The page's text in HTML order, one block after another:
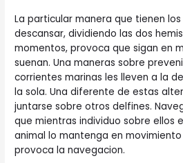
La particular manera que tienen
descansar, dividiendo las dos
momentos, provoca que sigan en
suenan. Una maneras sobre
corrientes marinas les lleven a la
la sola. Una diferente de estas
juntarse sobre otros delfines.
que mientras individuo sobre ellos
animal lo mantenga en
provoca la navegacion.